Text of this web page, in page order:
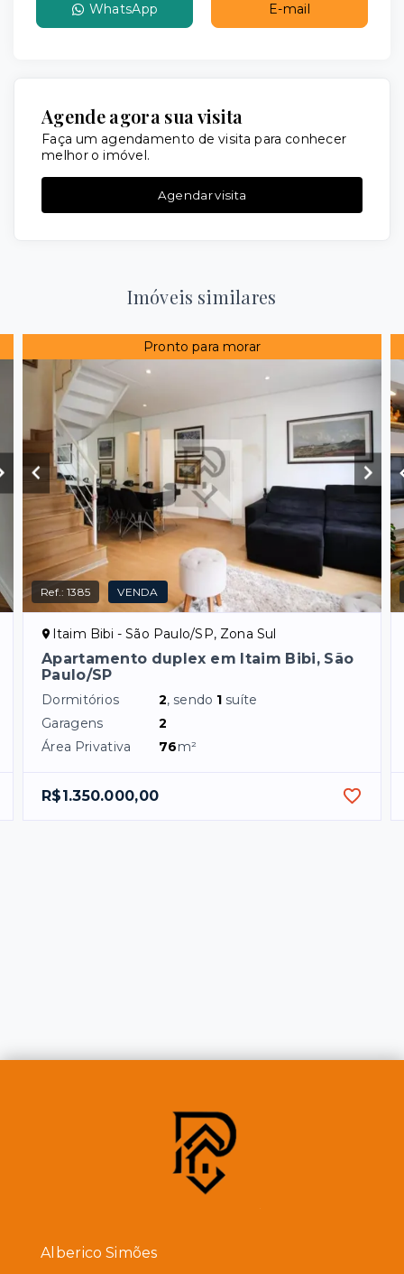
WhatsApp E-mail
Agende agora sua visita
Faça um agendamento de visita para conhecer
melhor o imóvel.
Agendar visita
Imóveis similares
Pronto para morar
Ref.:1385 VENDA
Itaim Bibi - São Paulo/SP, Zona Sul
Apartamento duplex em Itaim Bibi, São
Paulo/SP
Dormitórios 2, sendo 1 suíte
Garagens
2
Área Privativa
76m²
R$1.350.000,00
Alberico Simões